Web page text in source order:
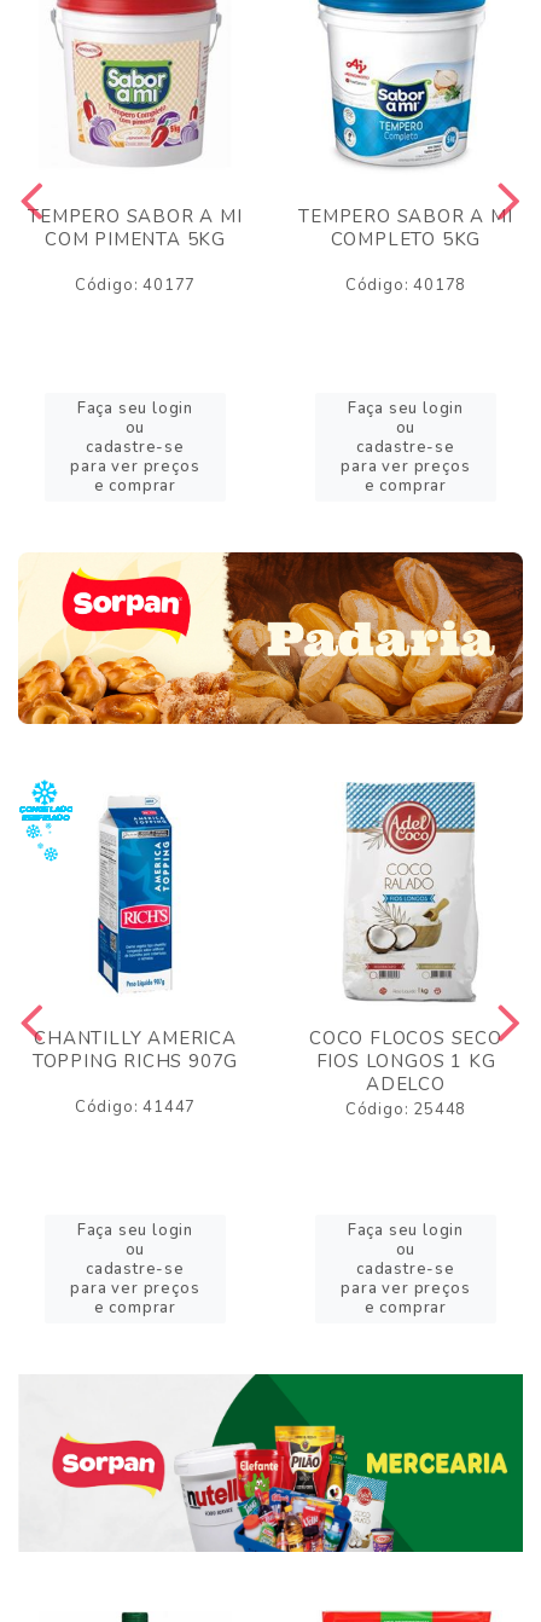
TEMPERO SABOR A MI
COM PIMENTA 5KG
Código: 40177
Faça seu login
ou
cadastre-se
para ver preços
e comprar
TEMPERO SABOR A MI
COMPLETO 5KG
Código: 40178
Faça seu login
ou
cadastre-se
para ver preços
e comprar
CHANTILLY AMERICA
TOPPING RICHS 907G
Código: 41447
Faça seu login
ou
cadastre-se
para ver preços
e comprar
COCO FLOCOS SECO
FIOS LONGOS 1 KG
ADELCO
Código: 25448
Faça seu login
ou
cadastre-se
para ver preços
e comprar